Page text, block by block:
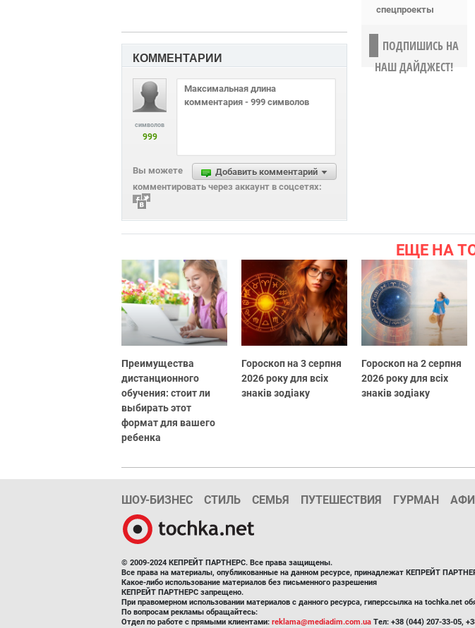
КОММЕНТАРИИ
символов
999
Добавить комментарий
Вы можете
комментировать через аккаунт в соцсетях:
спецпроекты
ПОДПИШИСЬ НА
НАШ ДАЙДЖЕСТ!
ЕЩЕ НА
Преимущества
дистанционного
обучения: стоит ли
выбирать этот
формат для вашего
ребенка
Гороскоп на 3 серпня
2026 року для всіх
знаків зодіаку
Гороскоп на 2 серпня
2026 року для всіх
знаків зодіаку
ШОУ-БИЗНЕС СТИЛЬ СЕМЬЯ ПУТЕШЕСТВИЯ ГУРМАН
© 2009-2024 КЕПРЕЙТ ПАРТНЕРС. Все права защищены.
Все права на материалы, опубликованные на данном ресурсе, принадлежат КЕПРЕЙТ
Какое-либо использование материалов без письменного разрешения
КЕПРЕЙТ ПАРТНЕРС запрещено.
При правомерном использовании материалов с данного ресурса, гиперссылка на tochka.net
По вопросам рекламы обращайтесь:
Отдел по работе с прямыми клиентами: reklama@mediadim.com.ua Тел: +38 (044) 207-33-05,